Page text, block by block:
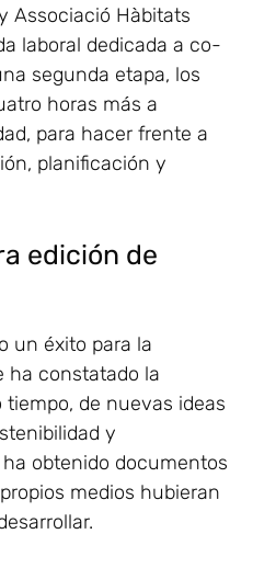
Associació Hàbitats
laboral dedicada a co-
segunda etapa, los
horas más a
para hacer frente a
planificación y
edición de
un éxito para la
ha constatado la
de nuevas ideas
y
obtenido documentos
medios hubieran